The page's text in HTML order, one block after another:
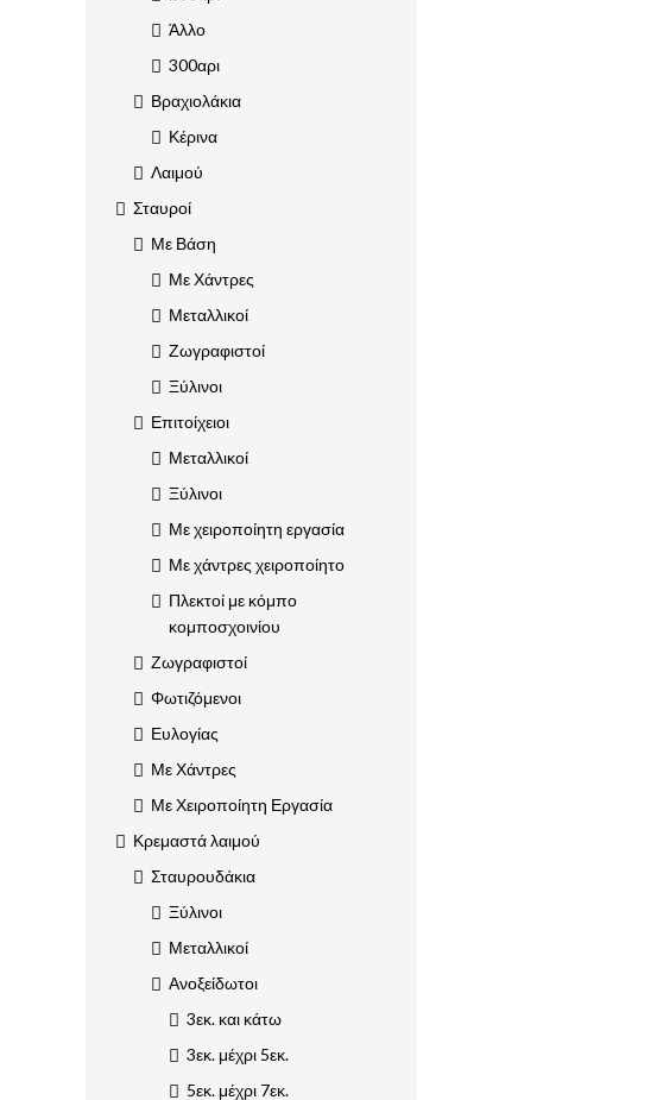
Άλλο
300αρι
Βραχιολάκια
Κέρινα
Λαιμού
Σταυροί
Με Βάση
Με Χάντρες
Μεταλλικοί
Ζωγραφιστοί
Ξύλινοι
Επιτοίχειοι
Μεταλλικοί
Ξύλινοι
Με χειροποίητη εργασία
Με χάντρες χειροποίητο
Πλεκτοί με κόμπο
κομποσχοινίου
Ζωγραφιστοί
Φωτιζόμενοι
Ευλογίας
Με Χάντρες
Με Χειροποίητη Εργασία
Κρεμαστά λαιμού
Σταυρουδάκια
Ξύλινοι
Μεταλλικοί
Ανοξείδωτοι
3εκ. και κάτω
3εκ. μέχρι 5εκ.
5εκ. μέχρι 7εκ.